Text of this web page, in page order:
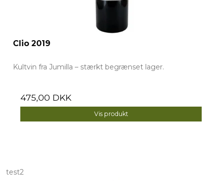
Clio 2019
Kultvin fra Jumilla – stærkt begrænset lager.
475,00 DKK
Vis produkt
test2